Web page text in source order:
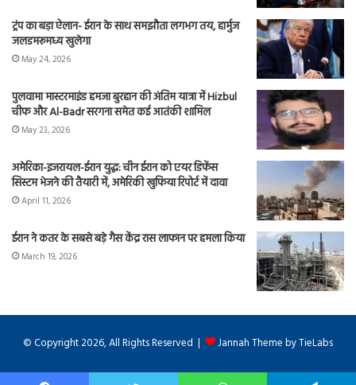
ट्रंप का बड़ा ऐलान- ईरान के साथ समझौता लगभग तय, हार्मुज
जलडमरूमध्य खुलेगा
May 24, 2026
पुलवामा मास्टरमाइंड हमजा बुरहान की अंतिम यात्रा में Hizbul
चीफ और Al-Badr सरगना समेत कई आतंकी शामिल
May 23, 2026
अमेरिका-इजरायल-ईरान युद्ध: चीन ईरान को एयर डिफेंस
सिस्टम भेजने की तैयारी में, अमेरिकी खुफिया रिपोर्ट में दावा
April 11, 2026
ईरान ने कतर के सबसे बड़े गैस केंद्र रास लाफान पर हमला किया
March 19, 2026
© Copyright 2026, All Rights Reserved | Jannah Theme by TieLabs